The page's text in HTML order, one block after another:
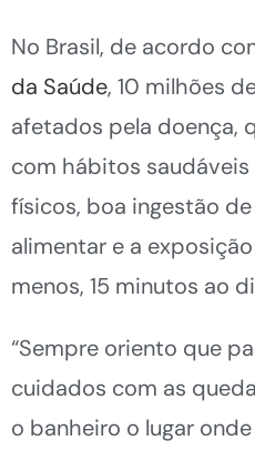
No Brasil, de acordo
da Saúde, 10 milhões
afetados pela doença,
com hábitos
físicos, boa ingestão
alimentar e a
menos, 15 minutos ao
“Sempre oriento que
cuidados com as
o banheiro o lugar